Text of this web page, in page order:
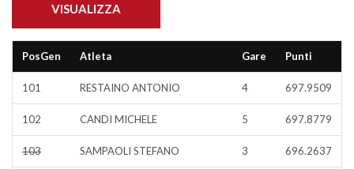
PosGen Atleta Gare Punti
101 RESTAINO ANTONIO 4 697.9509
102 CANDI MICHELE 5 697.8779
103 SAMPAOLI STEFANO 3 696.2637